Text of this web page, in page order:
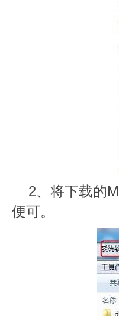
2、将下载的
便可。